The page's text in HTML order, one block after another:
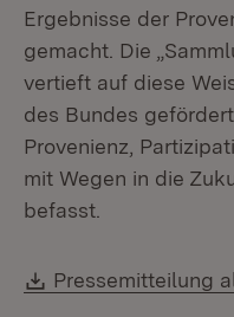
Ergebnisse der
gemacht. Die
vertieft auf diese
des Bundes
Provenienz,
mit Wegen in die
befasst.
Download:
Pressemitteilung